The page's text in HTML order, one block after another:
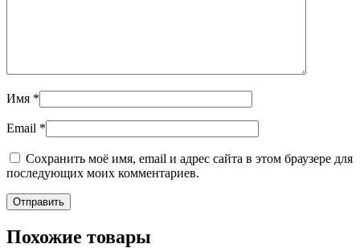
Имя *
Email *
Сохранить моё имя, email и адрес сайта в этом браузере для
последующих моих комментариев.
Похожие товары